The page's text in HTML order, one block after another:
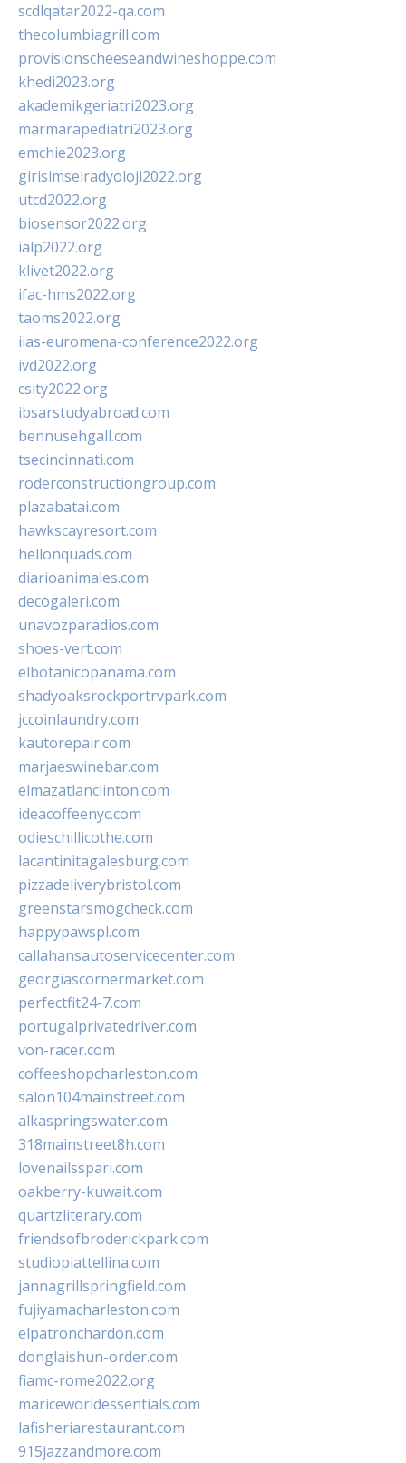
scdlqatar2022-qa.com
thecolumbiagrill.com
provisionscheeseandwineshoppe.com
khedi2023.org
akademikgeriatri2023.org
marmarapediatri2023.org
emchie2023.org
girisimselradyoloji2022.org
utcd2022.org
biosensor2022.org
ialp2022.org
klivet2022.org
ifac-hms2022.org
taoms2022.org
iias-euromena-conference2022.org
ivd2022.org
csity2022.org
ibsarstudyabroad.com
bennusehgall.com
tsecincinnati.com
roderconstructiongroup.com
plazabatai.com
hawkscayresort.com
hellonquads.com
diarioanimales.com
decogaleri.com
unavozparadios.com
shoes-vert.com
elbotanicopanama.com
shadyoaksrockportrvpark.com
jccoinlaundry.com
kautorepair.com
marjaeswinebar.com
elmazatlanclinton.com
ideacoffeenyc.com
odieschillicothe.com
lacantinitagalesburg.com
pizzadeliverybristol.com
greenstarsmogcheck.com
happypawspl.com
callahansautoservicecenter.com
georgiascornermarket.com
perfectfit24-7.com
portugalprivatedriver.com
von-racer.com
coffeeshopcharleston.com
salon104mainstreet.com
alkaspringswater.com
318mainstreet8h.com
lovenailsspari.com
oakberry-kuwait.com
quartzliterary.com
friendsofbroderickpark.com
studiopiattellina.com
jannagrillspringfield.com
fujiyamacharleston.com
elpatronchardon.com
donglaishun-order.com
fiamc-rome2022.org
mariceworldessentials.com
lafisheriarestaurant.com
915jazzandmore.com